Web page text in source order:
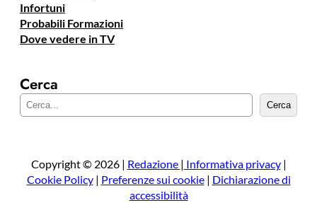
Infortuni
Probabili Formazioni
Dove vedere in TV
Cerca
e
a
Cerca
Copyright © 2026 | Redazione | Informativa privacy|
Cookie Policy| Preferenze sui cookie| Dichiarazione di
accessibilità